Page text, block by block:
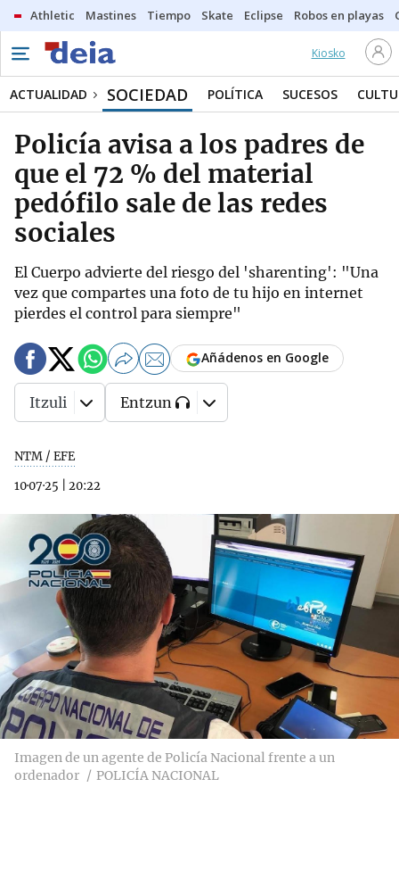
Athletic Mastines Tiempo Skate Eclipse Robos en playas
Kiosko
ACTUALIDAD SOCIEDAD POLÍTICA SUCESOS
Policía avisa a los padres de
que el 72 % del material
pedófilo sale de las redes
sociales
El Cuerpo advierte del riesgo del 'sharenting': "Una
vez que compartes una foto de tu hijo en internet
pierdes el control para siempre"
NTM / EFE
10·07·25
20:22
Añádenos en Google
Itzuli Entzun
Imagen de un agente de Policía Nacional frente a un
ordenador
POLICÍA NACIONAL